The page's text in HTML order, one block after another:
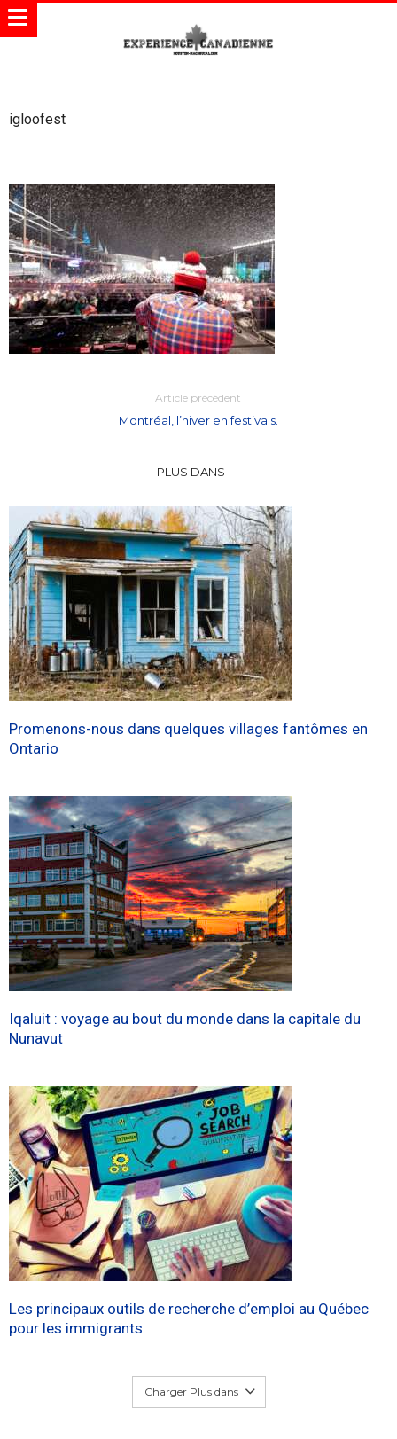
igloofest
Article précédent
Montréal, l’hiver en festivals.
PLUS DANS
Promenons-nous dans quelques villages fantômes en
Ontario
Iqaluit : voyage au bout du monde dans la capitale du
Nunavut
Les principaux outils de recherche d’emploi au Québec
pour les immigrants
Charger Plus dans